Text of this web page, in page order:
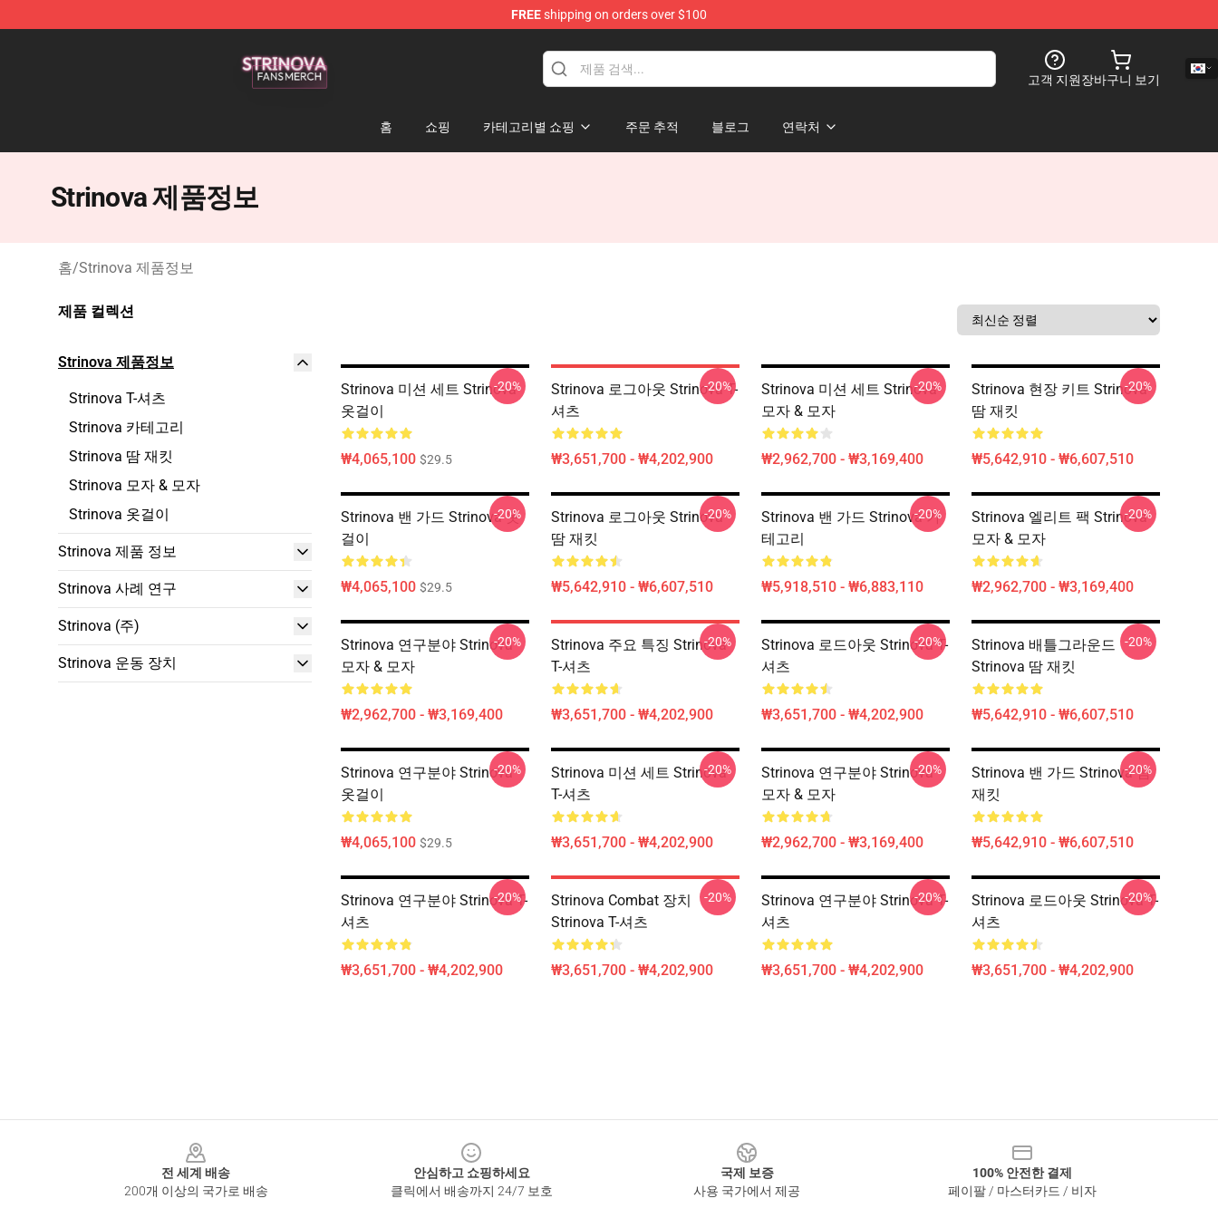
FREEshipping on orders over $100
고객 지원장바구니 보기
홈 쇼핑 카테고리별 쇼핑 주문 추적 블로그 연락처
Strinova 제품정보
홈/Strinova 제품정보
제품 컬렉션
Strinova 제품정보
Strinova T-셔츠
Strinova 카테고리
Strinova 땀 재킷
Strinova 모자 & 모자
Strinova 옷걸이
Strinova 제품 정보
Strinova 사례 연구
Strinova (주)
Strinova 운동 장치
Strinova 미션 세트 Strinova
옷걸이
₩4,065,100 $29.5
-20%
Strinova 로그아웃 Strinova T-
셔츠
₩3,651,700 - ₩4,202,900
-20%
Strinova 미션 세트 Strinova
모자 & 모자
₩2,962,700 - ₩3,169,400
-20%
Strinova 현장 키트 Strinova
땀 재킷
₩5,642,910 - ₩6,607,510
-20%
Strinova 밴 가드 Strinova 옷
걸이
₩4,065,100 $29.5
-20%
Strinova 로그아웃 Strinova
땀 재킷
₩5,642,910 - ₩6,607,510
-20%
Strinova 밴 가드 Strinova 카
테고리
₩5,918,510 - ₩6,883,110
-20%
Strinova 엘리트 팩 Strinova
모자 & 모자
₩2,962,700 - ₩3,169,400
-20%
Strinova 연구분야 Strinova
모자 & 모자
₩2,962,700 - ₩3,169,400
-20%
Strinova 주요 특징 Strinova
T-셔츠
₩3,651,700 - ₩4,202,900
-20%
Strinova 로드아웃 Strinova T-
셔츠
₩3,651,700 - ₩4,202,900
-20%
Strinova 배틀그라운드
Strinova 땀 재킷
₩5,642,910 - ₩6,607,510
-20%
Strinova 연구분야 Strinova
옷걸이
₩4,065,100 $29.5
-20%
Strinova 미션 세트 Strinova
T-셔츠
₩3,651,700 - ₩4,202,900
-20%
Strinova 연구분야 Strinova
모자 & 모자
₩2,962,700 - ₩3,169,400
-20%
Strinova 밴 가드 Strinova 땀
재킷
₩5,642,910 - ₩6,607,510
-20%
Strinova 연구분야 Strinova T-
셔츠
₩3,651,700 - ₩4,202,900
-20%
Strinova Combat 장치
Strinova T-셔츠
₩3,651,700 - ₩4,202,900
-20%
Strinova 연구분야 Strinova T-
셔츠
₩3,651,700 - ₩4,202,900
-20%
Strinova 로드아웃 Strinova T-
셔츠
₩3,651,700 - ₩4,202,900
-20%
전 세계 배송
200개 이상의 국가로 배송
안심하고 쇼핑하세요
클릭에서 배송까지 24/7 보호
국제 보증
사용 국가에서 제공
100% 안전한 결제
페이팔 / 마스터카드 / 비자